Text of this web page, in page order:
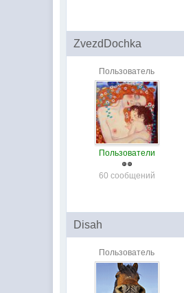
ZvezdDochka
Пользователь
Пользователи
60 сообщений
Disah
Пользователь